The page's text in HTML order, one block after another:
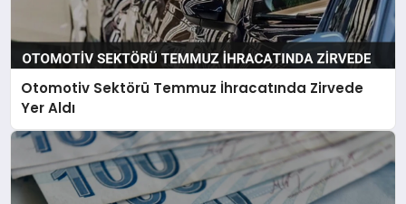
Otomotiv Sektörü Temmuz İhracatında Zirvede
Yer Aldı